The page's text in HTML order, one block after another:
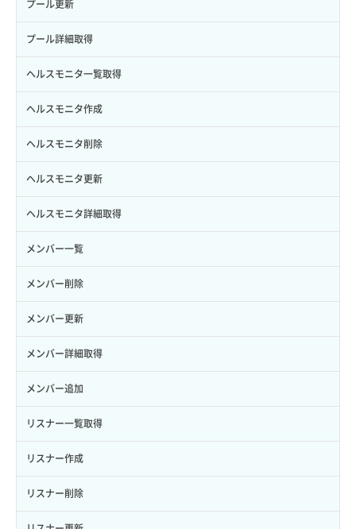
サブユーザー更新
サブユーザー詳細取得
トークン発行
パーミッション一覧取得
ロールからパーミッションを紐づけ解除
ロールにパーミッションを紐づけ
ロール一覧取得
ロール作成
ロール削除
ロール更新
ロール詳細取得
イメージ詳細取得
アタッチ済みポート詳細取得
アタッチ済みボリューム一覧
アタッチ済みボリューム詳細取得
コンソールURL発行
サーバーに紐づくアドレス取得
サーバーに紐づくアドレス取得（ネットワーク指定）
サーバーに紐づくセキュリティグループ取得
サーバープラン一覧取得
サーバープラン変更
サーバープラン詳細一覧取得
サーバープラン詳細取得
サーバーメタデータ取得
サーバーメタデータ更新（ネームタグ変更）
サーバー一覧取得
サーバー作成
サブネット詳細取得
セキュリティグループ ルール一覧取得
セキュリティグループ ルール作成
セキュリティグループ ルール削除
セキュリティグループ ルール詳細取得
セキュリティグループ一覧取得
セキュリティグループ作成
セキュリティグループ削除
セキュリティグループ更新
セキュリティグループ詳細取得
ネットワーク一覧取得
ネットワーク作成（ローカルネットワーク用）
ネットワーク削除（ローカルネットワーク用）
ネットワーク詳細取得
ポート一覧取得
プール更新
プール詳細取得
ヘルスモニタ一覧取得
ヘルスモニタ作成
ヘルスモニタ削除
ヘルスモニタ更新
ヘルスモニタ詳細取得
メンバー一覧
メンバー削除
メンバー更新
メンバー詳細取得
メンバー追加
リスナー一覧取得
リスナー作成
リスナー削除